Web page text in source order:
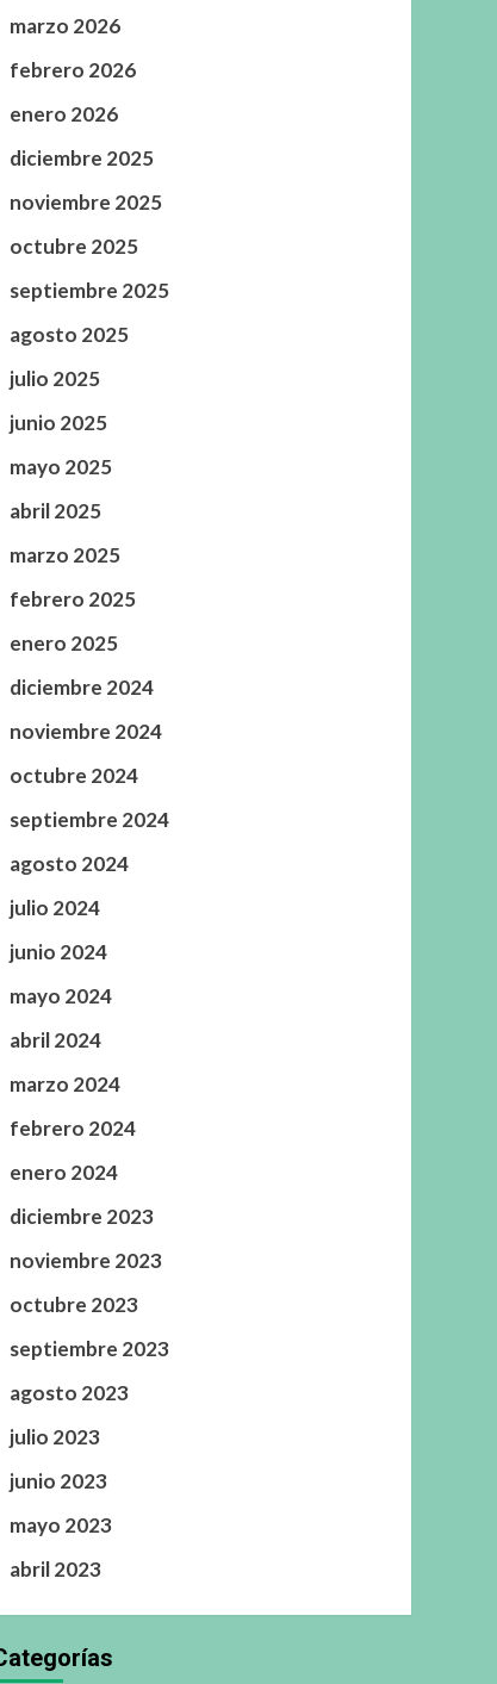
marzo 2026
febrero 2026
enero 2026
diciembre 2025
noviembre 2025
octubre 2025
septiembre 2025
agosto 2025
julio 2025
junio 2025
mayo 2025
abril 2025
marzo 2025
febrero 2025
enero 2025
diciembre 2024
noviembre 2024
octubre 2024
septiembre 2024
agosto 2024
julio 2024
junio 2024
mayo 2024
abril 2024
marzo 2024
febrero 2024
enero 2024
diciembre 2023
noviembre 2023
octubre 2023
septiembre 2023
agosto 2023
julio 2023
junio 2023
mayo 2023
abril 2023